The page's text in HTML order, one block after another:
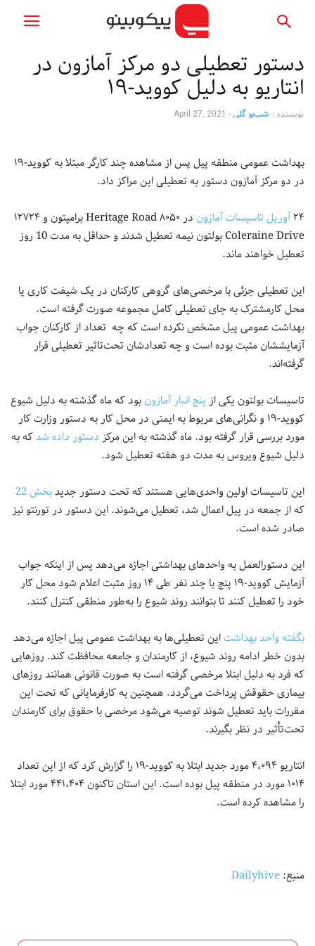
دستور تعطیلی دو مرکز آمازون در
انتاریو به دلیل کووید-۱۹
نویسنده : شب‌بو گلی-
April 27, 2021
بهداشت عمومی منطقه پیل پس از مشاهده چند کارگر مبتلا به کووید-۱۹
در دو مرکز آمازون دستور به تعطیلی این مراکز داد.
۲۴آوریل تاسیسات آمازون
در ۸۰۵۰ Heritage Road برامپتون و ۱۲۷۲۴
Coleraine Drive بولتون نیمه تعطیل شدند و حداقل به مدت 10 روز
تعطیل خواهند ماند.
این تعطیلی جزئی با مرخصی‌های گروهی کارکنان در یک شیفت کاری یا
محل کارمشترک به جای تعطیلی کامل مجموعه صورت گرفته است.
بهداشت عمومی پیل مشخص نکرده است که چه تعداد از کارکنان جواب
آزمایششان مثبت بوده است و چه تعدادشان تحت‌تاثیر تعطیلی قرار
گرفته‌اند.
تاسیسات بولتون یکی ازپنج انبار آمازونبود که ماه گذشته به دلیل شیوع
کووید-۱۹ و نگرانی‌های مربوط به ایمنی در محل کار به دستور وزارت کار
مورد بررسی قرار گرفته بود. ماه گذشته به این مرکزدستور داده شدکه به
دلیل شیوع ویروس به مدت دو هفته تعطیل شود.
این تاسیسات اولین واحدی‌هایی هستند که تحت دستور جدیدبخش 22
که از جمعه در پیل اعمال شد، تعطیل می‌شوند. این دستور در تورنتو نیز
صادر شده است.
این دستورالعمل به واحدهای بهداشتی اجازه می‌دهد پس از اینکه جواب
آزمایش کووید-۱۹ پنج یا چند نفر طی ۱۴ روز مثبت اعلام شود محل کار
خود را تعطیل کنند تا بتوانند روند شیوع را به‌طور منطقی کنترل کنند.
بگفته واحد بهداشتاین تعطیلی‌ها به بهداشت عمومی پیل اجازه می‌دهد
بدون خطر ادامه روند شیوع، از کارمندان و جامعه محافظت کند. روزهایی
که فرد به دلیل ابتلا مرخصی گرفته است به صورت قانونی همانند روزهای
بیماری حقوقش پرداخت می‌گردد. همچنین به کارفرمایانی که تحت این
مقررات باید تعطیل شوند توصیه می‌شود مرخصی با حقوق برای کارمندان
تحت‌تأثیر در نظر بگیرند.
انتاریو ۴،۰۹۴ مورد جدید ابتلا به کووید-۱۹ را گزارش کرد که از این تعداد
۱۰۱۴ مورد در منطقه پیل بوده است. این استان تاکنون ۴۴۱،۴۰۴ مورد ابتلا
را مشاهده کرده است.
منبع:Dailyhive